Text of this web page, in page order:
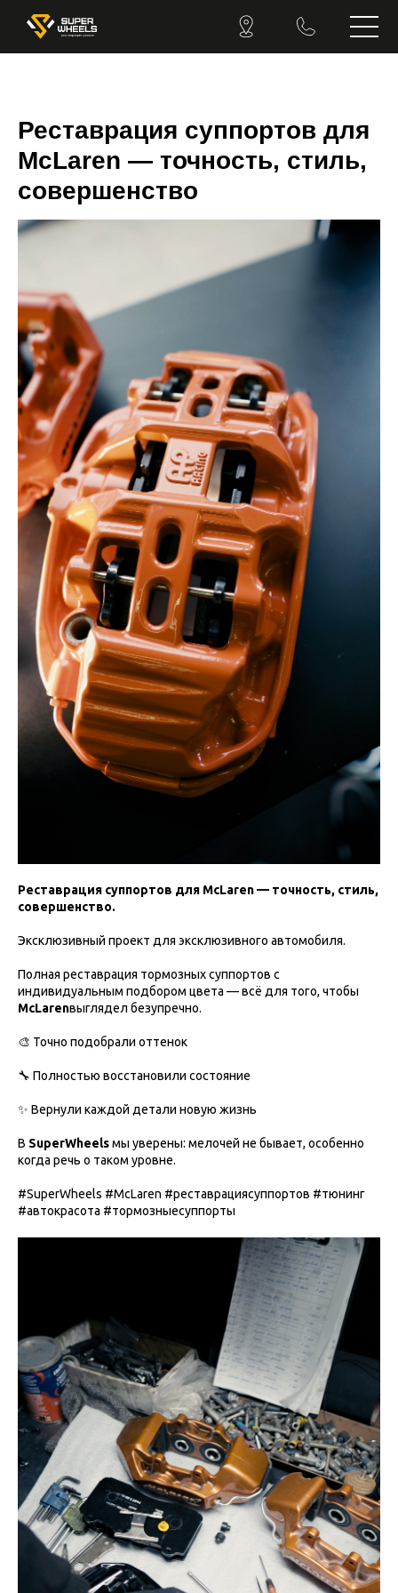
Реставрация суппортов для
McLaren — точность, стиль,
совершенство
Реставрация суппортов для McLaren — точность, стиль,
совершенство.
Эксклюзивный проект для эксклюзивного автомобиля.
Полная реставрация тормозных суппортов с
индивидуальным подбором цвета — всё для того, чтобы
McLarenвыглядел безупречно.
🎨 Точно подобрали оттенок
🔧 Полностью восстановили состояние
✨ Вернули каждой детали новую жизнь
В SuperWheelsмы уверены: мелочей не бывает, особенно
когда речь о таком уровне.
#SuperWheels #McLaren #реставрациясуппортов #тюнинг
#автокрасота #тормозныесуппорты